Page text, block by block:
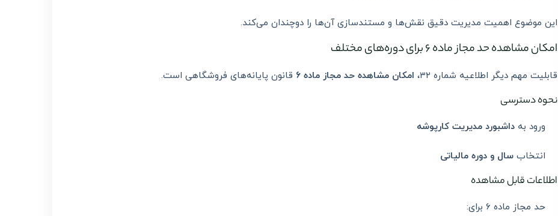
این موضوع اهمیت مدیریت دقیق نقش‌ها و مستندسازی آن‌ها را دوچندان می‌کند.
امکان مشاهده حد مجاز ماده ۶ برای دوره‌های مختلف
قابلیت مهم دیگر اطلاعیه شماره ۳۲، امکان مشاهده حد مجاز ماده ۶ قانون پایانه‌های فروشگاهی است.
نحوه دسترسی
ورود بهداشبورد مدیریت کارپوشه
انتخابسال و دوره مالیاتی
اطلاعات قابل مشاهده
حد مجاز ماده ۶ برای: